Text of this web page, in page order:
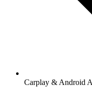
Carplay & Android